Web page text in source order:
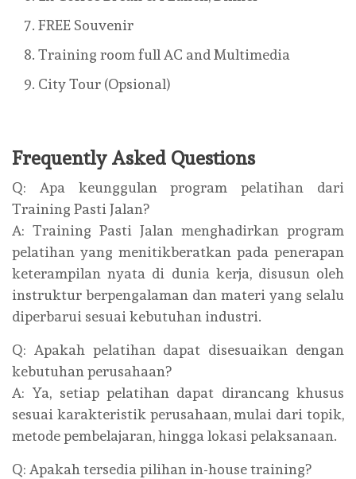
FREE Souvenir
Training room full AC and Multimedia
City Tour (Opsional)
Frequently Asked Questions
Q: Apa keunggulan program pelatihan dari
Training Pasti Jalan?
A: Training Pasti Jalan menghadirkan program
pelatihan yang menitikberatkan pada penerapan
keterampilan nyata di dunia kerja, disusun oleh
instruktur berpengalaman dan materi yang selalu
diperbarui sesuai kebutuhan industri.
Q: Apakah pelatihan dapat disesuaikan dengan
kebutuhan perusahaan?
A: Ya, setiap pelatihan dapat dirancang khusus
sesuai karakteristik perusahaan, mulai dari topik,
metode pembelajaran, hingga lokasi pelaksanaan.
Q: Apakah tersedia pilihan in-house training?